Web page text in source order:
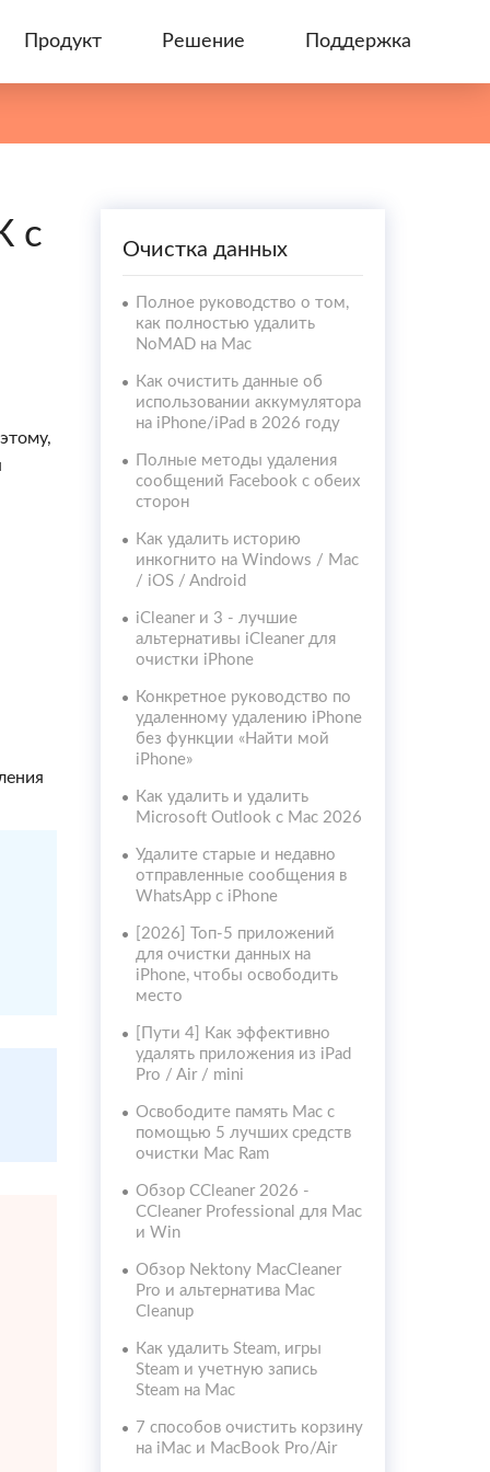
Продукт Решение Поддержка
с
Очистка данных
Полное руководство о том,
как полностью удалить
NoMAD на Mac
Как очистить данные об
использовании аккумулятора
на iPhone/iPad в 2026 году
Полные методы удаления
сообщений Facebook с обеих
сторон
Как удалить историю
инкогнито на Windows / Mac
/ iOS / Android
iCleaner и 3 - лучшие
альтернативы iCleaner для
очистки iPhone
Конкретное руководство по
удаленному удалению iPhone
без функции «Найти мой
iPhone»
Как удалить и удалить
Microsoft Outlook с Mac 2026
Удалите старые и недавно
отправленные сообщения в
WhatsApp с iPhone
[2026] Топ-5 приложений
для очистки данных на
iPhone, чтобы освободить
место
[Пути 4] Как эффективно
удалять приложения из iPad
Pro / Air / mini
Освободите память Mac с
помощью 5 лучших средств
очистки Mac Ram
Обзор CCleaner 2026 -
CCleaner Professional для Mac
и Win
Обзор Nektony MacCleaner
Pro и альтернатива Mac
Cleanup
Как удалить Steam, игры
Steam и учетную запись
Steam на Mac
7 способов очистить корзину
на iMac и MacBook Pro/Air